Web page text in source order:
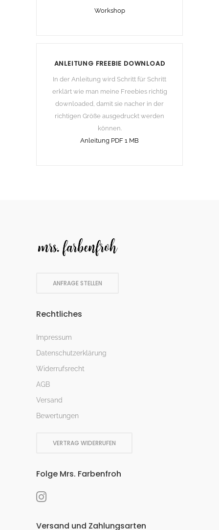
Workshop
ANLEITUNG FREEBIE DOWNLOAD
In der Anleitung wird Schritt für Schritt
erklärt wie man meine Freebies richtig
downloaded, damit sie nacher in der
richtigen Größe ausgedruckt werden
können.
Anleitung PDF 1 MB
ANFRAGE STELLEN
Rechtliches
Impressum
Datenschutzerklärung
Widerrufsrecht
AGB
Versand
Bewertungen
VERTRAG WIDERRUFEN
Folge Mrs. Farbenfroh
Versand und Zahlungsarten